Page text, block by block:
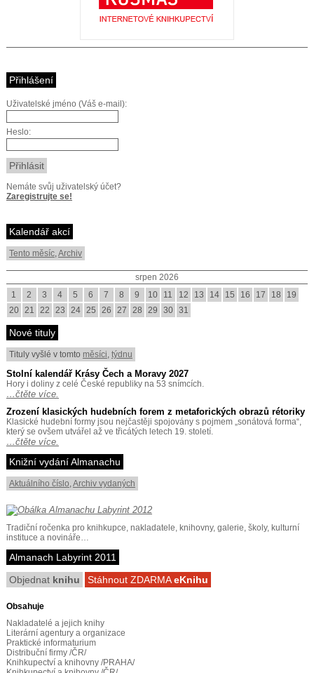
Přihlášení
Uživatelské jméno (Váš e-mail):
Heslo:
Nemáte svůj uživatelský účet?
Zaregistrujte se!
Kalendář akcí
Tento měsíc,Archiv
srpen 2026
1
2 3 4 5 6 7 8 9 10 11 12 13 14 15 16 17 18
19
20 21 22 23 24 25 26 27 28 29 30 31
Nové tituly
Tituly vyšlé v tomto měsíci, týdnu
Stolní kalendář Krásy Čech a Moravy 2027
Hory i doliny z celé České republiky na 53 snímcích.
…čtěte více.
Zrození klasických hudebních forem z metaforických obrazů rétoriky
Klasické hudební formy jsou nejčastěji spojovány s pojmem „sonátová forma“,
který se ovšem utvářel až ve třicátých letech 19. století.
…čtěte více.
Knižní vydání Almanachu
Aktuálního číslo,Archiv vydaných
Tradiční ročenka pro knihkupce, nakladatele, knihovny, galerie, školy, kulturní
instituce a novináře…
Almanach Labyrint 2011
Objednat knihu Stáhnout ZDARMAeKnihu
Obsahuje
Nakladatelé a jejich knihy
Literární agentury a organizace
Praktické informaturium
Distribuční firmy /ČR/
Knihkupectví a knihovny /PRAHA/